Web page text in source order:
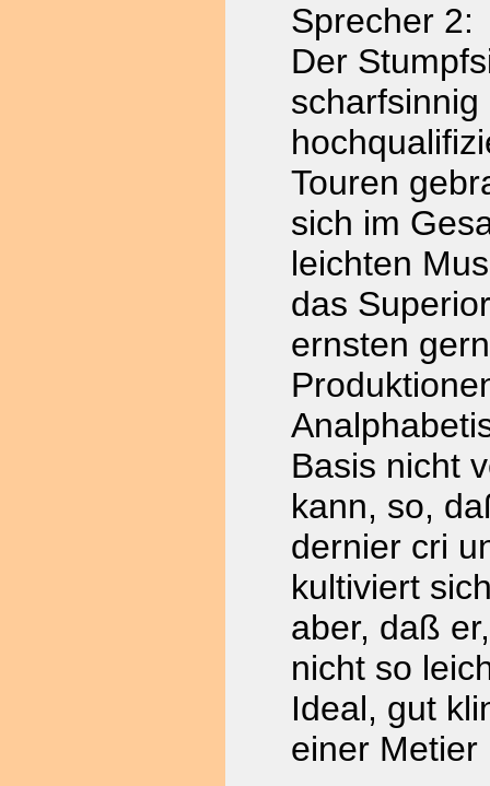
Sprecher 2:
Der
Touren
sich im
leichten
das
ernsten
Basis nicht
kann, so,
dernier cri
kultiviert
aber, daß
nicht so
Ideal, gut
einer Metier